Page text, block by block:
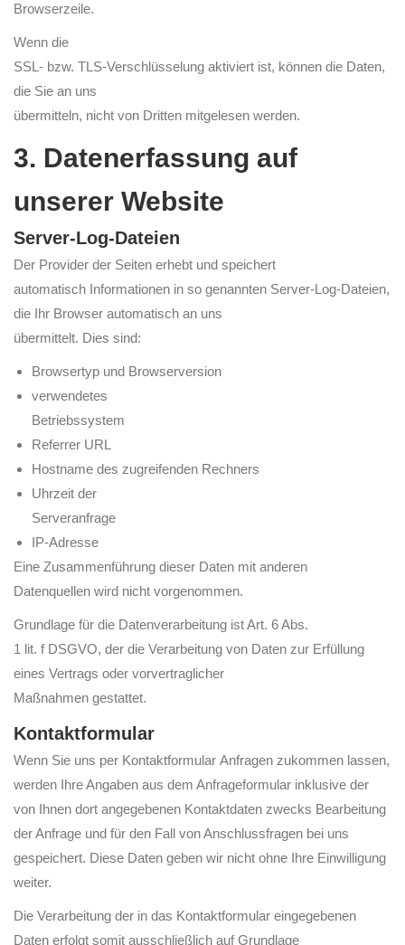
Browserzeile.
Wenn die
SSL- bzw. TLS-Verschlüsselung aktiviert ist, können die Daten,
die Sie an uns
übermitteln, nicht von Dritten mitgelesen werden.
3. Datenerfassung auf
unserer Website
Server-Log-Dateien
Der Provider der Seiten erhebt und speichert
automatisch Informationen in so genannten Server-Log-Dateien,
die Ihr Browser automatisch an uns
übermittelt. Dies sind:
Browsertyp und Browserversion
verwendetes
Betriebssystem
Referrer URL
Hostname des zugreifenden Rechners
Uhrzeit der
Serveranfrage
IP-Adresse
Eine Zusammenführung dieser Daten mit anderen
Datenquellen wird nicht vorgenommen.
Grundlage für die Datenverarbeitung ist Art. 6 Abs.
1 lit. f DSGVO, der die Verarbeitung von Daten zur Erfüllung
eines Vertrags oder vorvertraglicher
Maßnahmen gestattet.
Kontaktformular
Wenn Sie uns per Kontaktformular Anfragen zukommen lassen,
werden Ihre Angaben aus dem Anfrageformular inklusive der
von Ihnen dort angegebenen Kontaktdaten zwecks Bearbeitung
der Anfrage und für den Fall von Anschlussfragen bei uns
gespeichert. Diese Daten geben wir nicht ohne Ihre Einwilligung
weiter.
Die Verarbeitung der in das Kontaktformular eingegebenen
Daten erfolgt somit ausschließlich auf Grundlage